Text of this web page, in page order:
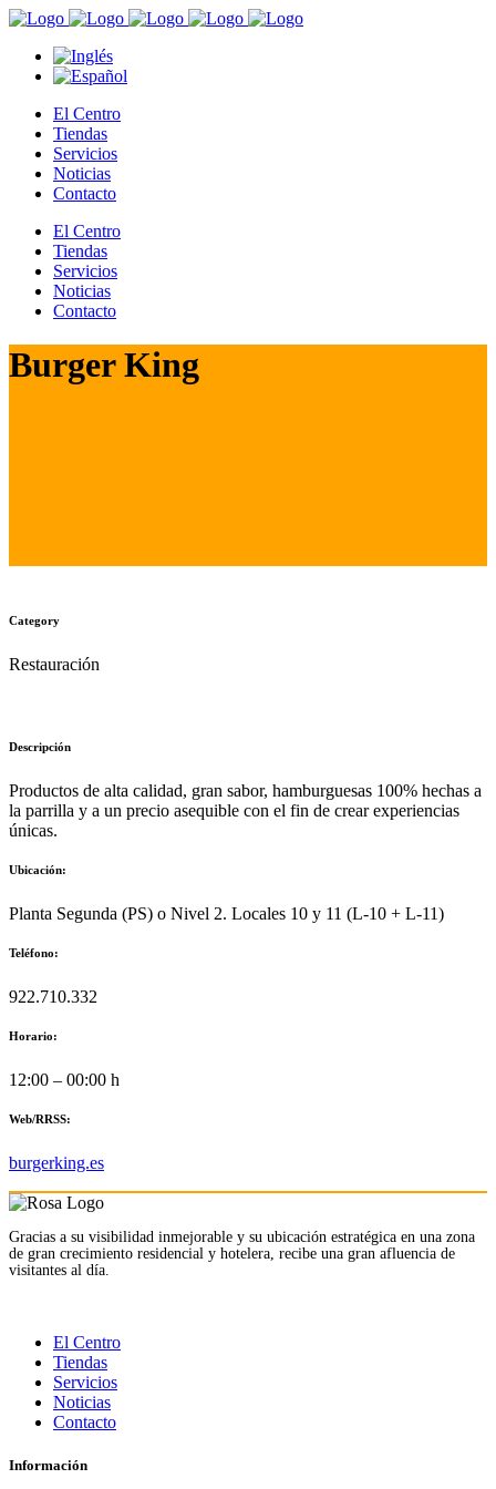
El Centro
Tiendas
Servicios
Noticias
Contacto
El Centro
Tiendas
Servicios
Noticias
Contacto
Burger King
Category
Restauración
Descripción
Productos de alta calidad, gran sabor, hamburguesas 100% hechas a
la parrilla y a un precio asequible con el fin de crear experiencias
únicas.
Ubicación:
Planta Segunda (PS) o Nivel 2. Locales 10 y 11 (L-10 + L-11)
Teléfono:
922.710.332
Horario:
12:00 – 00:00 h
Web/RRSS:
burgerking.es
Gracias a su visibilidad inmejorable y su ubicación estratégica en una zona
de gran crecimiento residencial y hotelera, recibe una gran afluencia de
visitantes al día.
El Centro
Tiendas
Servicios
Noticias
Contacto
Información